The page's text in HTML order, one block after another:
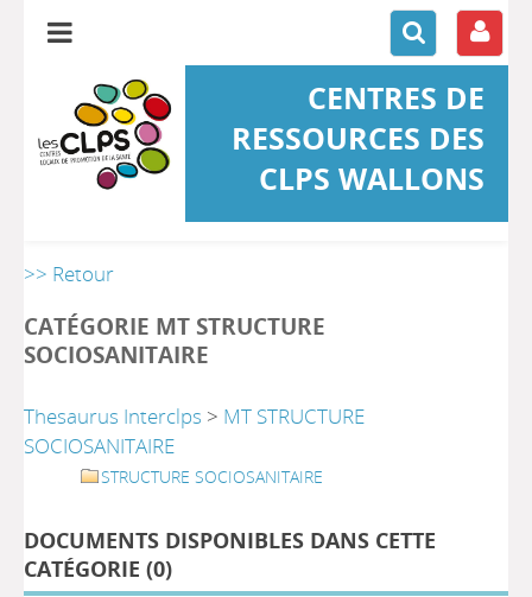
CENTRES DE
RESSOURCES DES
CLPS WALLONS
>> Retour
CATÉGORIE MT STRUCTURE
SOCIOSANITAIRE
Thesaurus Interclps > MT STRUCTURE
SOCIOSANITAIRE
STRUCTURE SOCIOSANITAIRE
DOCUMENTS DISPONIBLES DANS CETTE
CATÉGORIE (0)